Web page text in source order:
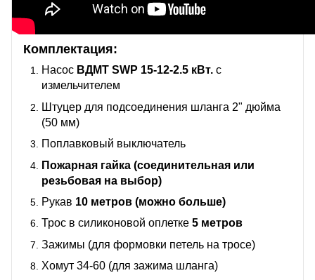
Комплектация:
Насос ВДМТ SWP 15-12-2.5 кВт. с
измельчителем
Штуцер для подсоединения шланга 2" дюйма
(50 мм)
Поплавковый выключатель
Пожарная гайка (соединительная или
резьбовая на выбор)
Рукав 10 метров (можно больше)
Трос в силиконовой оплетке 5 метров
Зажимы (для формовки петель на тросе)
Хомут 34-60 (для зажима шланга)